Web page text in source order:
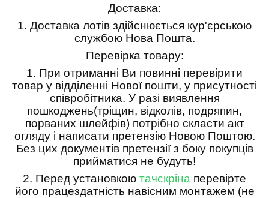
Доставка:
1. Доставка лотів здійснюється кур'єрською
службою Нова Пошта.
Перевірка товару:
1. При отриманні Ви повинні перевірити
товар у відділенні Нової пошти, у присутності
співробітника. У разі виявлення
пошкоджень(тріщин, відколів, подряпин,
порваних шлейфів) потрібно скласти акт
огляду і написати претензію Новою Поштою.
Без цих документів претензії з боку покупців
прийматися не будуть!
2. Перед установкою тачскріна перевірте
його працездатність навісним монтажем (не